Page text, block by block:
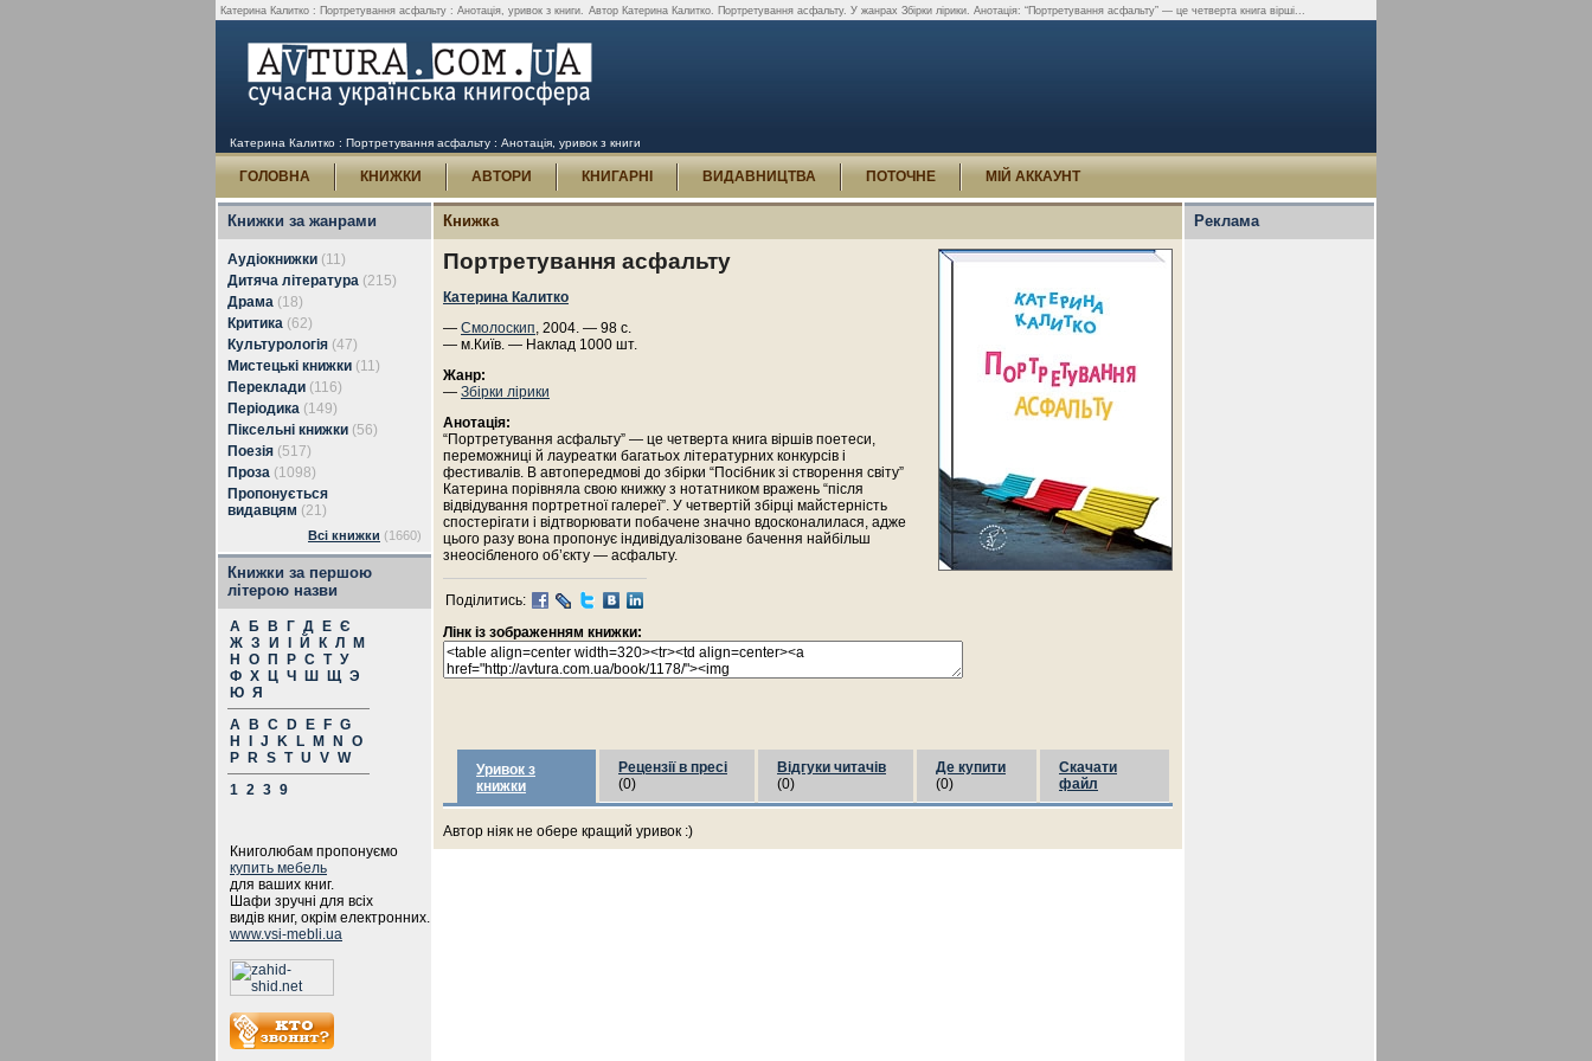
Катерина Калитко : Портретування асфальту : Анотація, уривок з книги. Автор Катерина Калитко. Портретування асфальту. У жанрах Збірки лірики. Анотація: “Портретування асфальту” — це четверта книга вірші...
Катерина Калитко : Портретування асфальту : Анотація, уривок з книги
ГОЛОВНА КНИЖКИ АВТОРИ КНИГАРНІ ВИДАВНИЦТВА ПОТОЧНЕ МІЙ АККАУНТ
Книжки за жанрами
Аудіокнижки (11)
Дитяча література (215)
Драма (18)
Критика (62)
Культурологія (47)
Мистецькі книжки (11)
Переклади (116)
Періодика (149)
Піксельні книжки (56)
Поезія (517)
Проза (1098)
Пропонується
видавцям (21)
Всі книжки (1660)
Книжки за першою
літерою назви
А Б В Г Д Е Є
Ж З И Й К Л
М
Н
О П Р С Т У
Ф Х Ц Ч Ш Щ Э
Ю Я
A
B C D E F G
H
J K L M N
O
P
R S T U V W
1 2 3 9
Книголюбам пропонуємо
купить мебель
для ваших книг.
Шафи зручні для всіх
видів книг, окрім електронних.
www.vsi-mebli.ua
Книжка
Портретування асфальту
Катерина Калитко
— Смолоскип, 2004. — 98 с.
— м.Київ. — Наклад 1000 шт.
Жанр:
— Збірки лірики
Анотація:
“Портретування асфальту” — це четверта книга віршів поетеси,
переможниці й лауреатки багатьох літературних конкурсів і
фестивалів. В автопередмові до збірки “Посібник зі створення світу”
Катерина порівняла свою книжку з нотатником вражень “після
відвідування портретної галереї”. У четвертій збірці майстерність
спостерігати і відтворювати побачене значно вдосконалилася, адже
цього разу вона пропонує індивідуалізоване бачення найбільш
знеосібленого об’єкту — асфальту.
Поділитись:
Лінк із зображенням книжки:
Уривок з
книжки
Рецензії в пресі
(0)
Відгуки читачів
(0)
Де купити
(0)
Скачати
файл
Автор ніяк не обере кращий уривок :)
Реклама